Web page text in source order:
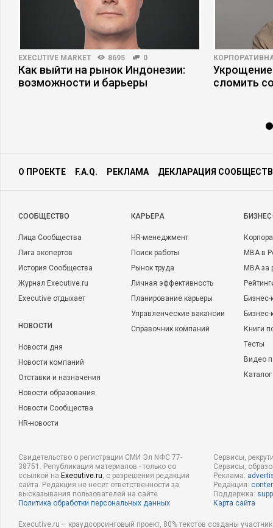
EXECUTIVE MARKET 8695 0
Как выйти на рынок Индонезии:
возможности и барьеры
сломить
О ПРОЕКТЕ F.A.Q. РЕКЛАМА ДЕКЛАРАЦИЯ
CООБЩЕСТВО
Лица Сообщества
Лига экспертов
История Сообщества
Журнал Executive.ru
Executive отдыхает
НОВОСТИ
Новости дня
Новости компаний
Отставки и назначения
Новости образования
Новости Сообщества
HR-новости
КАРЬЕРА
HR-менеджмент
Поиск работы
Рынок труда
Личная эффективность
Планирование карьеры
Управленческие вакансии
Справочник компаний
MBA в
MBA
Бизнес-
Книги
Тесты
Видео
Свидетельство о регистрации СМИ Эл NФС 77-
38751. Републикация материалов - только со
ссылкой на Executive.ru, с разрешения редакции
сайта. Редакция не несет ответственности за
высказывания пользователей на сайте.
Политика обработки персональных данных
Сервисы,
Сервисы,
Реклама:
Редакция:
Поддержка:
Карта сайта
Executive.ru – краудсорсинговый проект, 80% текстов созданы